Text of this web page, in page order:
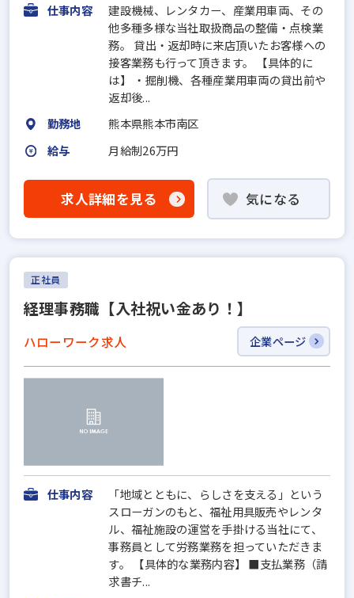
仕事内容
建設機械、レンタカー、産業用車両、その
他多種多様な当社取扱商品の整備・点検業
務。 貸出・返却時に来店頂いたお客様への
接客業務も行って頂きます。 【具体的に
は】 ・掘削機、各種産業用車両の貸出前や
返却後...
勤務地
熊本県熊本市南区
給与
月給制26万円
求人詳細を見る 気になる
正社員
経理事務職【入社祝い金あり！】
ハローワーク求人 企業ページ
仕事内容
「地域とともに、らしさを支える」という
スローガンのもと、福祉用具販売やレンタ
ル、福祉施設の運営を手掛ける当社にて、
事務員として労務業務を担っていただきま
す。 【具体的な業務内容】 ■支払業務（請
求書チ...